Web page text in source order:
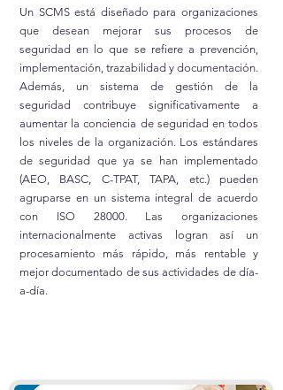
Un SCMS está diseñado para organizaciones
que desean mejorar sus procesos de
seguridad en lo que se refiere a prevención,
implementación, trazabilidad y documentación.
Además, un sistema de gestión de la
seguridad contribuye significativamente a
aumentar la conciencia de seguridad en todos
los niveles de la organización. Los estándares
de seguridad que ya se han implementado
(AEO, BASC, C-TPAT, TAPA, etc.) pueden
agruparse en un sistema integral de acuerdo
con ISO 28000. Las organizaciones
internacionalmente activas logran así un
procesamiento más rápido, más rentable y
mejor documentado de sus actividades de día-
a-día.